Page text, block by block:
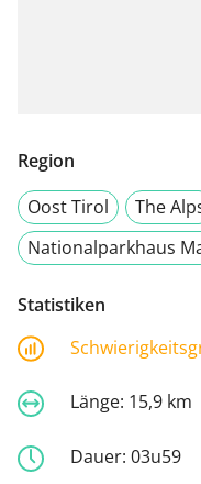
Region
Oost Tirol
The
Nationalparkhaus
Statistiken
Länge: 15,9 km
Dauer: 03u59